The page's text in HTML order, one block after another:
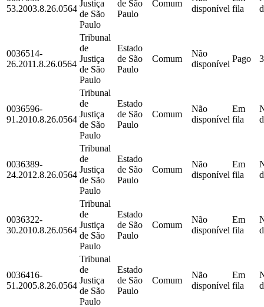
53.2003.8.26.0564
Justiça
de São
Paulo
de São
Paulo
Comum
disponível fila
0036514-
26.2011.8.26.0564
Tribunal
de
Justiça
de São
Paulo
Estado
de São
Paulo
Comum
Não
disponível
Pago
0036596-
91.2010.8.26.0564
Tribunal
de
Justiça
de São
Paulo
Estado
de São
Paulo
Comum
Não
disponível
Em
fila
0036389-
24.2012.8.26.0564
Tribunal
de
Justiça
de São
Paulo
Estado
de São
Paulo
Comum
Não
disponível
Em
fila
0036322-
30.2010.8.26.0564
Tribunal
de
Justiça
de São
Paulo
Estado
de São
Paulo
Comum
Não
disponível
Em
fila
0036416-
51.2005.8.26.0564
Tribunal
de
Justiça
de São
Paulo
Estado
de São
Paulo
Comum
Não
disponível
Em
fila